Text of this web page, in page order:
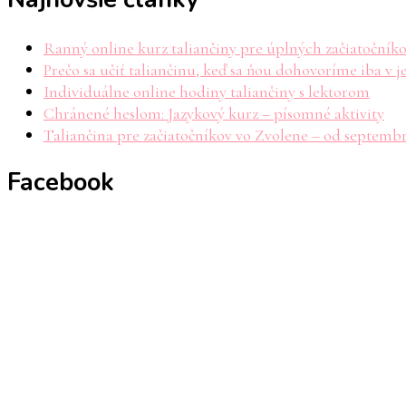
Ranný online kurz taliančiny pre úplných
Prečo sa učiť taliančinu, keď sa ňou dohovoríme iba v
Individuálne online hodiny taliančiny s lektorom
Chránené heslom: Jazykový kurz – písomné aktivity
Taliančina pre začiatočníkov vo Zvolene – od
Facebook